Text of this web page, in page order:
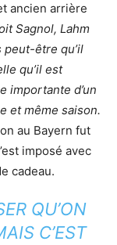
ancien arrière
Sagnol, Lahm
être qu’il
qu’il est
importante d’un
et même saison.
au Bayern fut
imposé avec
cadeau.
QU’ON
C’EST